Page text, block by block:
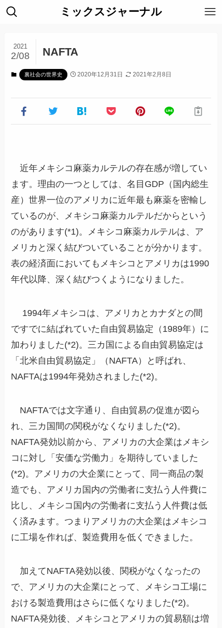
ミックスジャーナル
NAFTA
2021
2/08
裏社会の世界史 2020年12月31日 2021年2月8日
近年メキシコ麻薬カルテルの存在感が増してい
ます。理由の一つとしては、名目GDP（国内総生
産）世界一位のアメリカに近年最も麻薬を密輸し
ているのが、メキシコ麻薬カルテルだからという
のがあります(*1)。メキシコ麻薬カルテルは、ア
メリカと深く結びついていることが分かります。
表の経済面においてもメキシコとアメリカは1990
年代以降、深く結びつくようになりました。
1994年メキシコは、アメリカとカナダとの間
ですでに結ばれていた自由貿易協定（1989年）に
加わりました(*2)。三カ国による自由貿易協定は
「北米自由貿易協定」（NAFTA）と呼ばれ、
NAFTAは1994年発効されました(*2)。
NAFTAでは文字通り、自由貿易の促進が図ら
れ、三カ国間の関税がなくなりました(*2)。
NAFTA発効以前から、アメリカの大企業はメキシ
コに対し「安価な労働力」を期待していました
(*2)。アメリカの大企業にとって、同一商品の製
造でも、アメリカ国内の労働者に支払う人件費に
比し、メキシコ国内の労働者に支払う人件費は低
く済みます。つまりアメリカの大企業はメキシコ
に工場を作れば、製造費用を低くできました。
加えてNAFTA発効以後、関税がなくなったの
で、アメリカの大企業にとって、メキシコ工場に
おける製造費用はさらに低くなりました(*2)。
NAFTA発効後、メキシコとアメリカの貿易額は増